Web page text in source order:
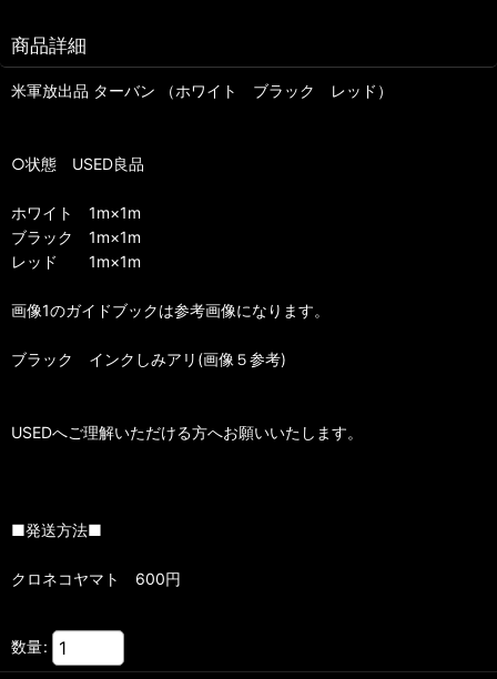
商品詳細
米軍放出品 ターバン （ホワイト ブラック レッド）
○状態 USED良品
ホワイト 1m×1m
ブラック 1m×1m
レッド 1m×1m
画像1のガイドブックは参考画像になります。
ブラック インクしみアリ(画像５参考)
USEDへご理解いただける方へお願いいたします。
■発送方法■
クロネコヤマト 600円
数量: